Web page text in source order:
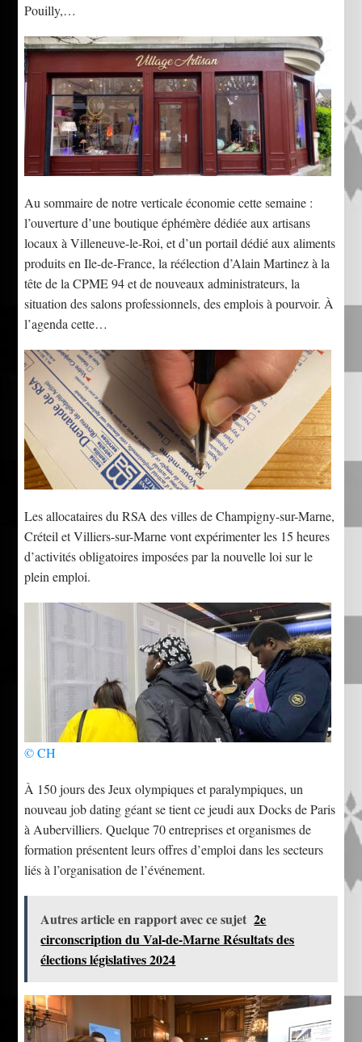
Pouilly,…
Au sommaire de notre verticale économie cette semaine :
l’ouverture d’une boutique éphémère dédiée aux artisans
locaux à Villeneuve-le-Roi, et d’un portail dédié aux aliments
produits en Ile-de-France, la réélection d’Alain Martinez à la
tête de la CPME 94 et de nouveaux administrateurs, la
situation des salons professionnels, des emplois à pourvoir. À
l’agenda cette…
Les allocataires du RSA des villes de Champigny-sur-Marne,
Créteil et Villiers-sur-Marne vont expérimenter les 15 heures
d’activités obligatoires imposées par la nouvelle loi sur le
plein emploi.
© CH
À 150 jours des Jeux olympiques et paralympiques, un
nouveau job dating géant se tient ce jeudi aux Docks de Paris
à Aubervilliers. Quelque 70 entreprises et organismes de
formation présentent leurs offres d’emploi dans les secteurs
liés à l’organisation de l’événement.
Autres article en rapport avec ce sujet 2e
circonscription du Val-de-Marne Résultats des
élections législatives 2024